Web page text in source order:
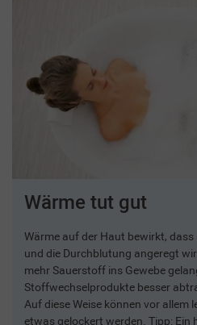
Wärme tut gut
Wärme auf der Haut bewirkt, dass
und die Durchblutung angeregt
mehr Sauerstoff ins Gewebe
Stoffwechselprodukte besser
Auf diese Weise können vor allem
etwas gelockert werden. Tipp: Ein